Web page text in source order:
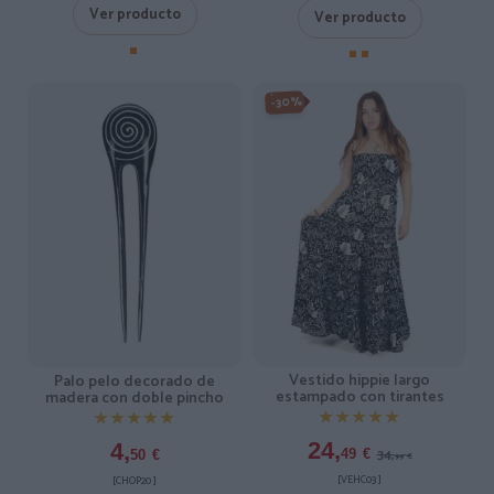
Ver producto Ver producto
Palo pelo decorado de
madera con doble pincho
★★★★★
★★★★★
4,50 €
[CHOP20 ]
-30%
Vestido hippie largo
estampado con tirantes
★★★★★
★★★★★
24,49 € 34,99 €
[VEHC03 ]